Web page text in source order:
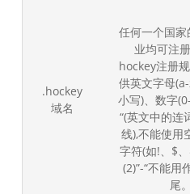
.hockey
域名
任何一个国家
业均可注
hockey注册
供英文字母
小写)、数字
“(英文中的连
线),不能使用
字符(如!、$、
(2)”-“不能用
尾。